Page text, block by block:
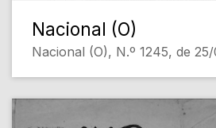
Nacional (O)
Nacional (O), N.º 1245, de